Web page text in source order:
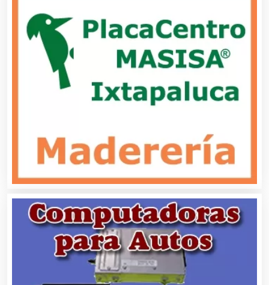
Asilos
Asociaciones Civiles
Asociaciones Empresariales
Audio, Sonido e Iluminación
Audios para Eventos
Autobuses